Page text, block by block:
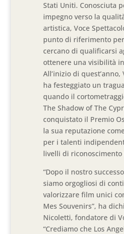
Stati Uniti. Conosciuta
impegno verso la
artistica, Voce
punto di riferimento
cercano di qualificarsi
ottenere una visibilità
All’inizio di quest’anno,
ha festeggiato un
quando il
The Shadow of The
conquistato il Premio
la sua reputazione
per i talenti
livelli di riconoscimento
“Dopo il nostro
siamo orgogliosi di
valorizzare film unici
Mes Souvenirs”, ha
Nicoletti, fondatore di
“Crediamo che Los